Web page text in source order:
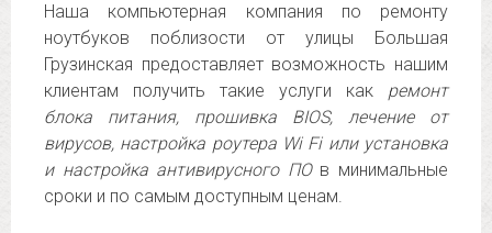
Наша компьютерная компания по ремонту
ноутбуков поблизости от улицы Большая
Грузинская предоставляет возможность нашим
клиентам получить такие услуги как ремонт
блока питания, прошивка BIOS, лечение от
вирусов, настройка роутера Wi Fi или установка
и настройка антивирусного ПОв минимальные
сроки и по самым доступным ценам.